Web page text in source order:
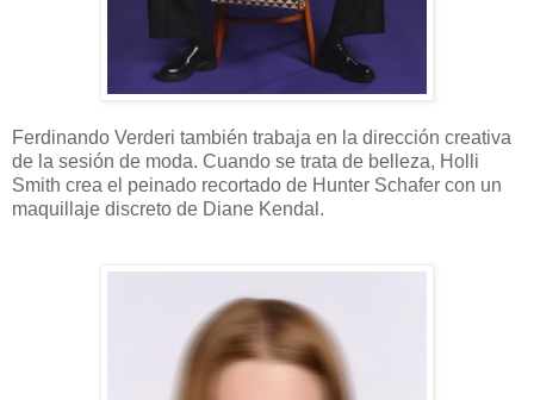
Ferdinando Verderi también trabaja en la dirección creativa
de la sesión de moda. Cuando se trata de belleza, Holli
Smith crea el peinado recortado de Hunter Schafer con un
maquillaje discreto de Diane Kendal.